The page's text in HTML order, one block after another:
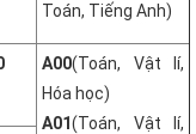
Toán, Tiếng Anh)
A00(Toán, Vật lí,
Hóa học)
A01(Toán, Vật lí,